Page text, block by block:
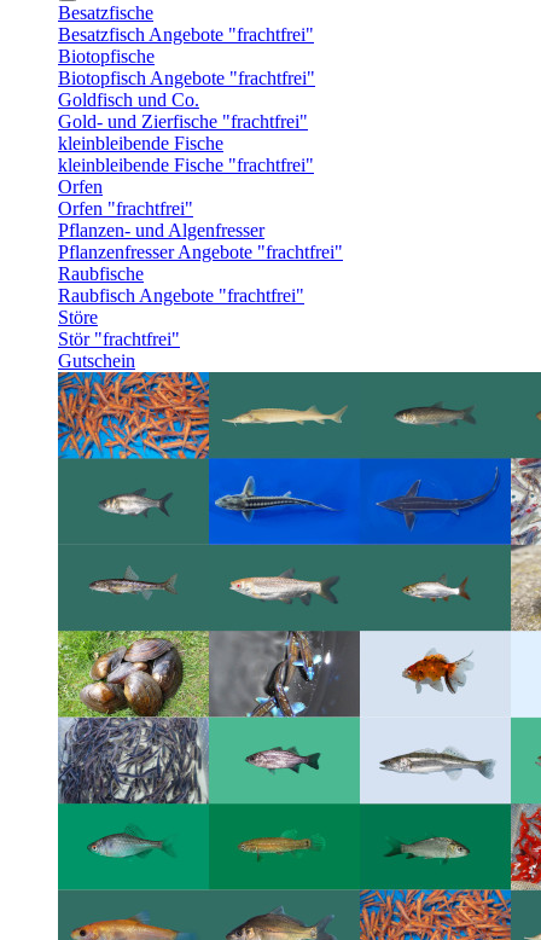
Besatzfische
Besatzfisch Angebote "frachtfrei"
Biotopfische
Biotopfisch Angebote "frachtfrei"
Goldfisch und Co.
Gold- und Zierfische "frachtfrei"
kleinbleibende Fische
kleinbleibende Fische "frachtfrei"
Orfen
Orfen "frachtfrei"
Pflanzen- und Algenfresser
Pflanzenfresser Angebote "frachtfrei"
Raubfische
Raubfisch Angebote "frachtfrei"
Störe
Stör "frachtfrei"
Gutschein